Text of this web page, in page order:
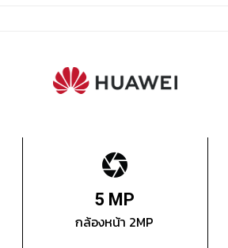
5 MP
กล้องหน้า 2MP